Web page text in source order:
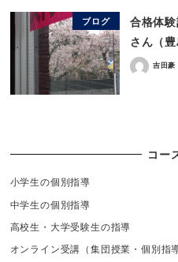
ブログ
合格体
さん（豊
吉田豪
コー
小学生の個別指導
中学生の個別指導
高校生・大学受験生の指導
オンライン受講（集団授業・個別指導